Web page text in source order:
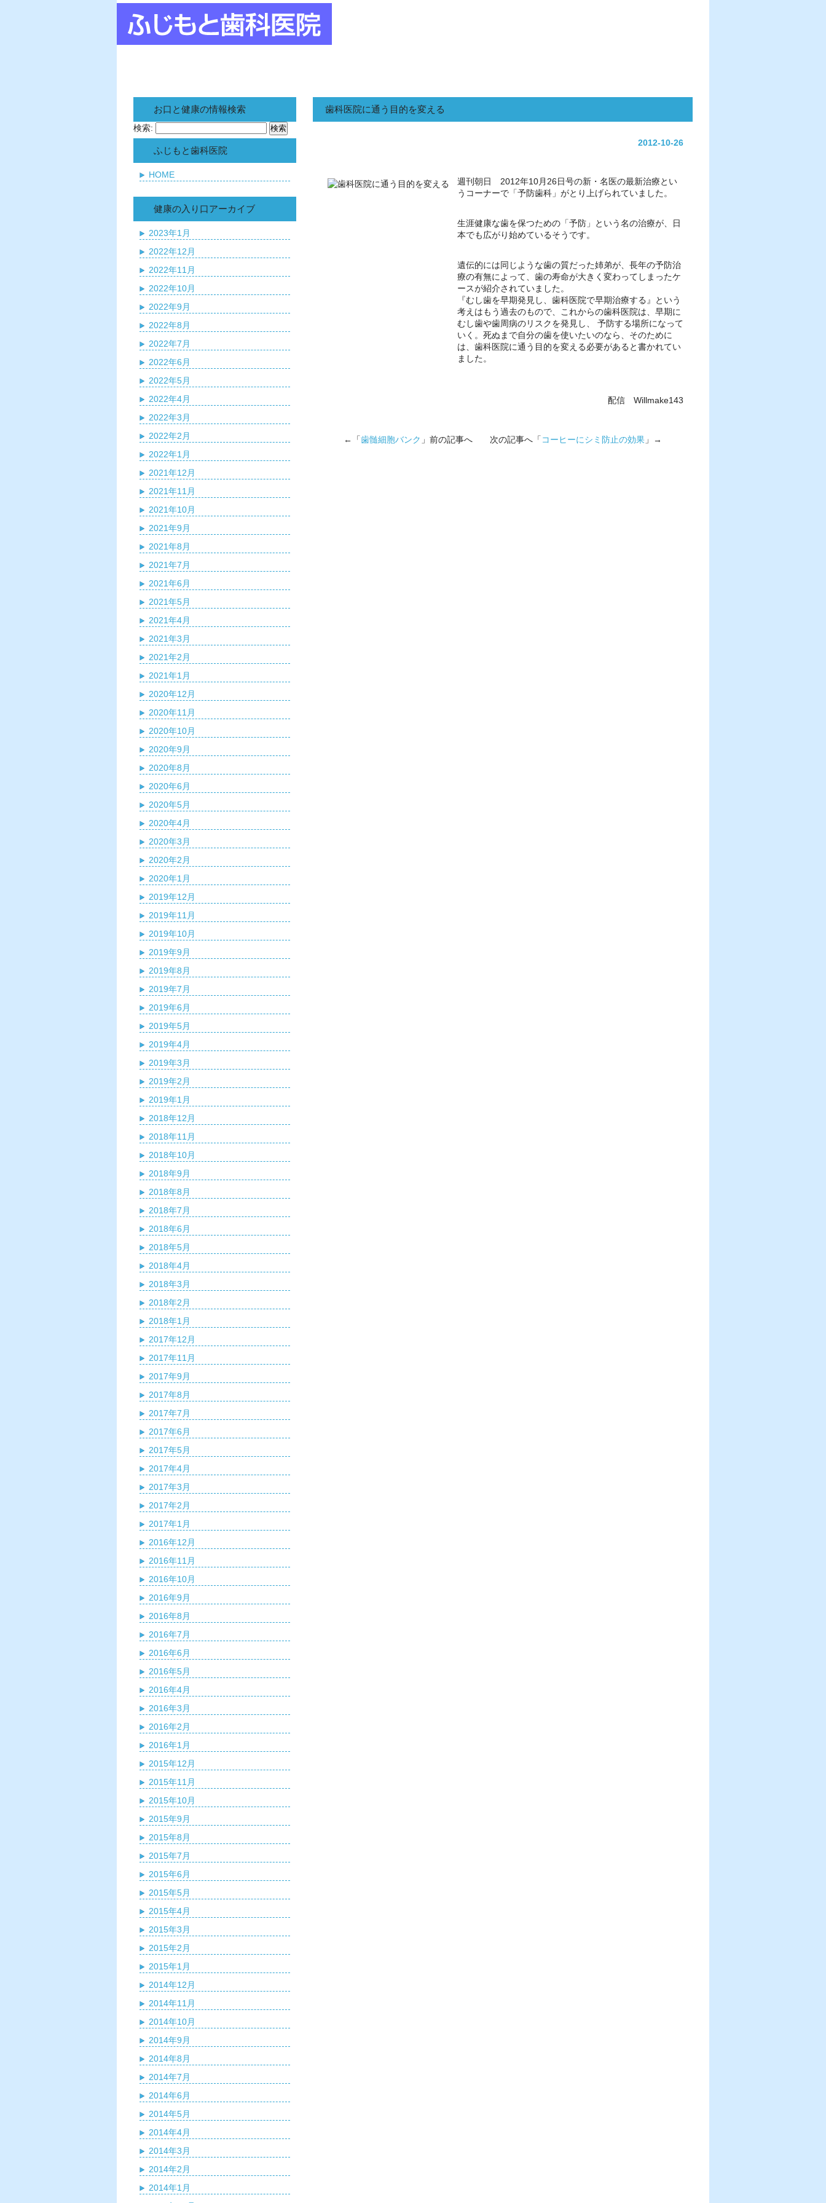
歯科医院に通う目的を変える
2012-10-26
週刊朝日 2012年10月26日号の新・名医の最新治療とい
うコーナーで「予防歯科」がとり上げられていました。
生涯健康な歯を保つための「予防」という名の治療が、日
本でも広がり始めているそうです。
遺伝的には同じような歯の質だった姉弟が、長年の予防治
療の有無によって、歯の寿命が大きく変わってしまったケ
ースが紹介されていました。
『むし歯を早期発見し、歯科医院で早期治療する』という
考えはもう過去のもので、これからの歯科医院は、早期に
むし歯や歯周病のリスクを発見し、 予防する場所になって
いく。死ぬまで自分の歯を使いたいのなら、そのために
は、歯科医院に通う目的を変える必要があると書かれてい
ました。
配信 Willmake143
←「歯髄細胞バンク 」前の記事へ 次の記事へ「 コーヒーにシミ防止の効果 」→
お口と健康の情報検索
検索:
ふじもと歯科医院
HOME
健康の入り口アーカイブ
2023年1月
2022年12月
2022年11月
2022年10月
2022年9月
2022年8月
2022年7月
2022年6月
2022年5月
2022年4月
2022年3月
2022年2月
2022年1月
2021年12月
2021年11月
2021年10月
2021年9月
2021年8月
2021年7月
2021年6月
2021年5月
2021年4月
2021年3月
2021年2月
2021年1月
2020年12月
2020年11月
2020年10月
2020年9月
2020年8月
2020年6月
2020年5月
2020年4月
2020年3月
2020年2月
2020年1月
2019年12月
2019年11月
2019年10月
2019年9月
2019年8月
2019年7月
2019年6月
2019年5月
2019年4月
2019年3月
2019年2月
2019年1月
2018年12月
2018年11月
2018年10月
2018年9月
2018年8月
2018年7月
2018年6月
2018年5月
2018年4月
2018年3月
2018年2月
2018年1月
2017年12月
2017年11月
2017年9月
2017年8月
2017年7月
2017年6月
2017年5月
2017年4月
2017年3月
2017年2月
2017年1月
2016年12月
2016年11月
2016年10月
2016年9月
2016年8月
2016年7月
2016年6月
2016年5月
2016年4月
2016年3月
2016年2月
2016年1月
2015年12月
2015年11月
2015年10月
2015年9月
2015年8月
2015年7月
2015年6月
2015年5月
2015年4月
2015年3月
2015年2月
2015年1月
2014年12月
2014年11月
2014年10月
2014年9月
2014年8月
2014年7月
2014年6月
2014年5月
2014年4月
2014年3月
2014年2月
2014年1月